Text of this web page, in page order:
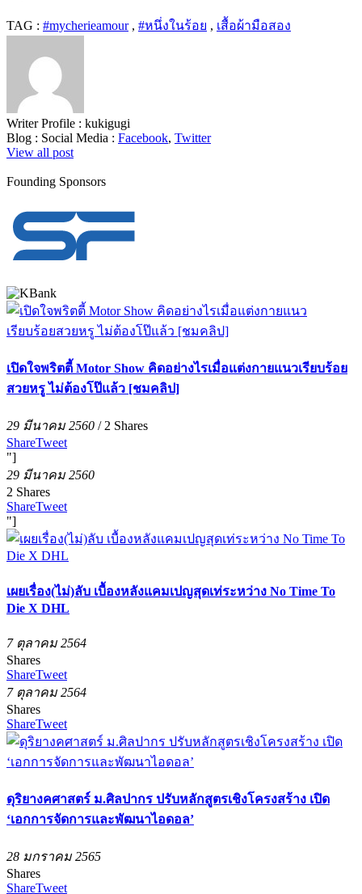
TAG : #mycherieamour, #หนึ่งในร้อย , เสื้อผ้ามือสอง
Writer Profile : kukigugi
Blog : Social Media : Facebook, Twitter
View all post
Founding Sponsors
เปิดใจพริตตี้ Motor Show คิดอย่างไรเมื่อแต่งกายแนวเรียบร้อย
สวยหรู ไม่ต้องโป๊แล้ว [ชมคลิป]
29 มีนาคม 2560 /2 Shares
ShareTweet
"]
29 มีนาคม 2560
2 Shares
ShareTweet
"]
เผยเรื่อง(ไม่)ลับ เบื้องหลังแคมเปญสุดเท่ระหว่าง No Time To
Die X DHL
7 ตุลาคม 2564
Shares
ShareTweet
7 ตุลาคม 2564
Shares
ShareTweet
ดุริยางคศาสตร์ ม.ศิลปากร ปรับหลักสูตรเชิงโครงสร้าง เปิด
‘เอกการจัดการและพัฒนาไอดอล’
28 มกราคม 2565
Shares
ShareTweet